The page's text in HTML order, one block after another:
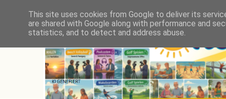
This site uses cookies from Google to deliver its
are shared with Google along with performance and
statistics, and to detect and address abuse.